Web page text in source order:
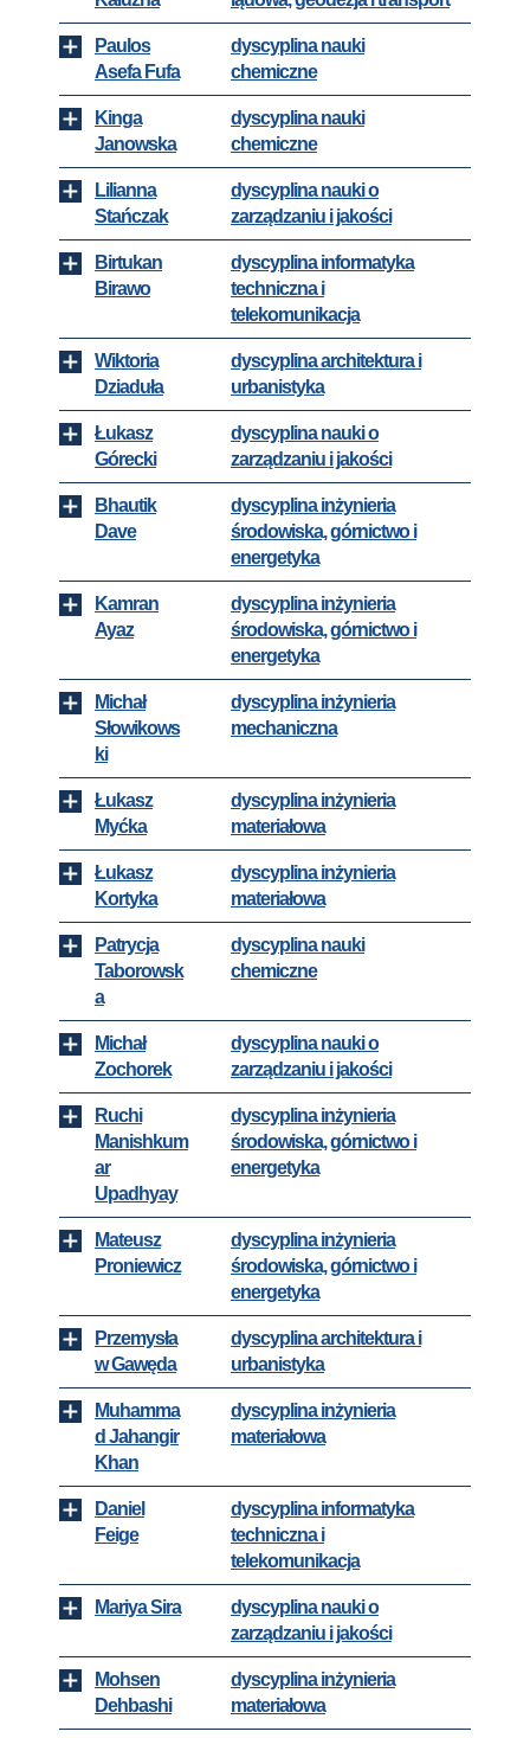
Paulos
Asefa Fufa
dyscyplina nauki
chemiczne
Kinga
Janowska
dyscyplina nauki
chemiczne
Lilianna
Stańczak
dyscyplina nauki o
zarządzaniu i jakości
Birtukan
Birawo
dyscyplina informatyka
techniczna i
telekomunikacja
Wiktoria
Dziaduła
dyscyplina architektura i
urbanistyka
Łukasz
Górecki
dyscyplina nauki o
zarządzaniu i jakości
Bhautik
Dave
dyscyplina inżynieria
środowiska, górnictwo i
energetyka
Kamran
Ayaz
dyscyplina inżynieria
środowiska, górnictwo i
energetyka
Michał
Słowikows
ki
dyscyplina inżynieria
mechaniczna
Łukasz
Myćka
dyscyplina inżynieria
materiałowa
Łukasz
Kortyka
dyscyplina inżynieria
materiałowa
Patrycja
Taborowsk
a
dyscyplina nauki
chemiczne
Michał
Zochorek
dyscyplina nauki o
zarządzaniu i jakości
Ruchi
Manishkum
ar
Upadhyay
dyscyplina inżynieria
środowiska, górnictwo i
energetyka
Mateusz
Proniewicz
dyscyplina inżynieria
środowiska, górnictwo i
energetyka
Przemysła
w Gawęda
dyscyplina architektura i
urbanistyka
Muhamma
d Jahangir
Khan
dyscyplina inżynieria
materiałowa
Daniel
Feige
dyscyplina informatyka
techniczna i
telekomunikacja
Mariya Sira
dyscyplina nauki o
zarządzaniu i jakości
Mohsen
Dehbashi
dyscyplina inżynieria
materiałowa